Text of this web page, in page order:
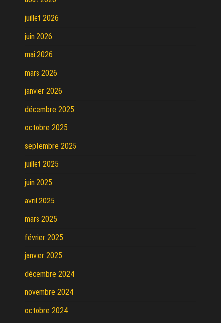
juillet 2026
juin 2026
mai 2026
mars 2026
janvier 2026
décembre 2025
octobre 2025
septembre 2025
juillet 2025
juin 2025
avril 2025
mars 2025
février 2025
janvier 2025
décembre 2024
novembre 2024
octobre 2024